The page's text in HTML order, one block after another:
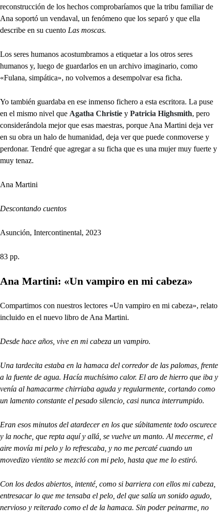
reconstrucción de los hechos comprobaríamos que la tribu familiar de
Ana soportó un vendaval, un fenómeno que los separó y que ella
describe en su cuento Las moscas.
Los seres humanos acostumbramos a etiquetar a los otros seres
humanos y, luego de guardarlos en un archivo imaginario, como
«Fulana, simpática», no volvemos a desempolvar esa ficha.
Yo también guardaba en ese inmenso fichero a esta escritora. La puse
en el mismo nivel que Agatha Christie y Patricia Highsmith, pero
considerándola mejor que esas maestras, porque Ana Martini deja ver
en su obra un halo de humanidad, deja ver que puede conmoverse y
perdonar. Tendré que agregar a su ficha que es una mujer muy fuerte y
muy tenaz.
Ana Martini
Descontando cuentos
Asunción, Intercontinental, 2023
83 pp.
Ana Martini: «Un vampiro en mi cabeza»
Compartimos con nuestros lectores «Un vampiro en mi cabeza», relato
incluido en el nuevo libro de Ana Martini.
Desde hace años, vive en mi cabeza un vampiro.
Una tardecita estaba en la hamaca del corredor de las palomas, frente
a la fuente de agua. Hacía muchísimo calor. El aro de hierro que iba y
venía al hamacarme chirriaba aguda y regularmente, cortando como
un lamento constante el pesado silencio, casi nunca interrumpido.
Eran esos minutos del atardecer en los que súbitamente todo oscurece
y la noche, que repta aquí y allá, se vuelve un manto. Al mecerme, el
aire movía mi pelo y lo refrescaba, y no me percaté cuando un
movedizo vientito se mezcló con mi pelo, hasta que me lo estiró.
Con los dedos abiertos, intenté, como si barriera con ellos mi cabeza,
entresacar lo que me tensaba el pelo, del que salía un sonido agudo,
nervioso y reiterado como el de la hamaca. Sin poder peinarme, no